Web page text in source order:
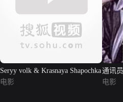
Seryy volk & Krasnaya Shapochka
电影
通讯员
电影